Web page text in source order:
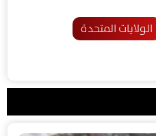
الولايات المتحدة